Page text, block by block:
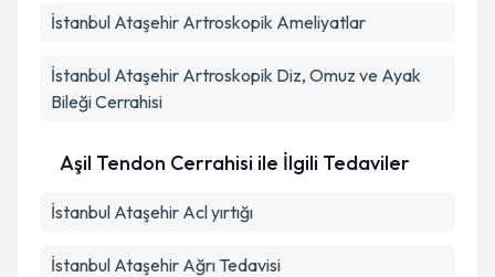
İstanbul Ataşehir Artroskopik Ameliyatlar
İstanbul Ataşehir Artroskopik Diz, Omuz ve Ayak
Bileği Cerrahisi
Aşil Tendon Cerrahisi ile İlgili Tedaviler
İstanbul Ataşehir Acl yırtığı
İstanbul Ataşehir Ağrı Tedavisi